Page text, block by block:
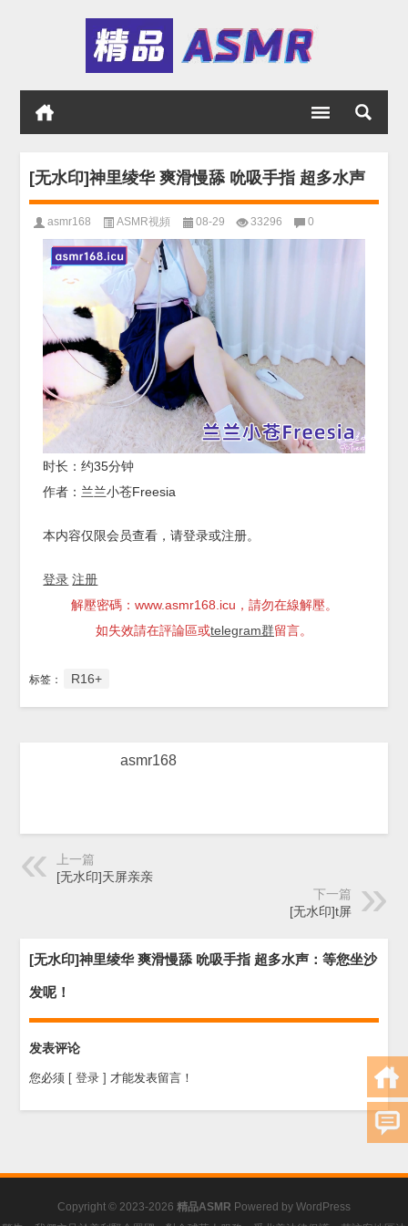
[无水印]神里绫华 爽滑慢舔 吮吸手指 超多水声
asmr168 ASMR視頻 08-29 33296 0
时长：约35分钟
作者：兰兰小苍Freesia
本内容仅限会员查看，请登录或注册。
登录 注册
解壓密碼：www.asmr168.icu，請勿在線解壓。
如失效請在評論區或telegram群留言。
标签： R16+
asmr168
上一篇
[无水印]天屏亲亲
下一篇
[无水印]t屏
[无水印]神里绫华 爽滑慢舔 吮吸手指 超多水声：等您坐沙
发呢！
发表评论
您必须 [ 登录 ] 才能发表留言！
Copyright © 2023-2026 精品ASMR Powered by WordPress